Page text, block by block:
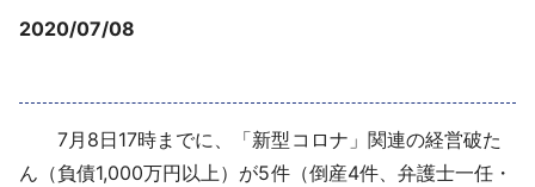
導入事例
採用情報
2020/07/08
7月8日17時までに、「新型コロナ」関連の経営破た
ん（負債1,000万円以上）が5件（倒産4件、弁護士一任・